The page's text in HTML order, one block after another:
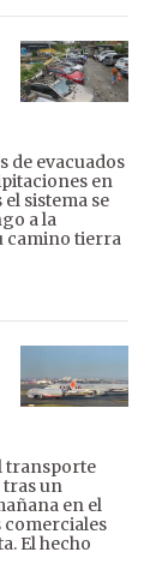
de evacuados
en
sistema se
a la
camino tierra
transporte
un
en el
comerciales
El hecho